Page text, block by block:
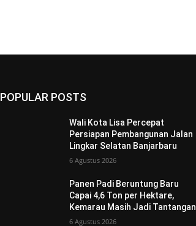
POPULAR POSTS
Wali Kota Lisa Percepat
Persiapan Pembangunan Jalan
Lingkar Selatan Banjarbaru
6 Agustus 2026
Panen Padi Beruntung Baru
Capai 4,6 Ton per Hektare,
Kemarau Masih Jadi Tantangan
6 Agustus 2026